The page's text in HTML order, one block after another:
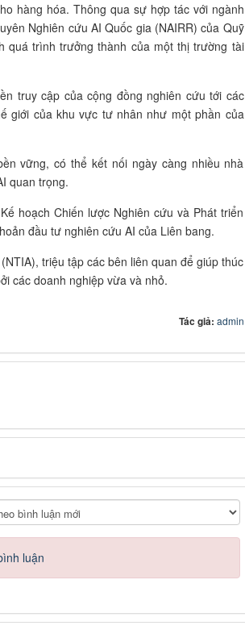
hàng hóa. Thông qua sự hợp tác với ngành
Nghiên cứu AI Quốc gia (NAIRR) của Quỹ
quá trình trưởng thành của một thị trường tài
truy cập của cộng đồng nghiên cứu tới các
giới của khu vực tư nhân như một phần của
vững, có thể kết nối ngày càng nhiều nhà
quan trọng.
hoạch Chiến lược Nghiên cứu và Phát triển
đầu tư nghiên cứu AI của Liên bang.
triệu tập các bên liên quan để giúp thúc
các doanh nghiệp vừa và nhỏ.
Tác giả: admin
luận